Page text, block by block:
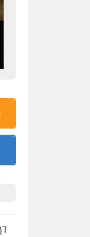
| 09:34
לשעבר בחיפה